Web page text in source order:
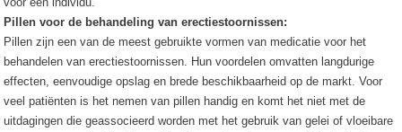
Pillen voor de behandeling van erectiestoornissen:
Pillen zijn een van de meest gebruikte vormen van medicatie voor het
behandelen van erectiestoornissen. Hun voordelen omvatten langdurige
effecten, eenvoudige opslag en brede beschikbaarheid op de markt. Voor
veel patiënten is het nemen van pillen handig en komt het niet met de
uitdagingen die geassocieerd worden met het gebruik van gelei of vloeibare